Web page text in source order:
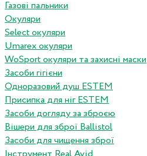
Газові пальники
Окуляри
Select окуляри
Umarex окуляри
WoSport окуляри та захисні маски
Засоби гігієни
Одноразовий душ ESTEM
Присипка для ніг ESTEM
Засоби догляду за зброєю
Вішери для зброї Ballistol
Засоби для чищення зброї